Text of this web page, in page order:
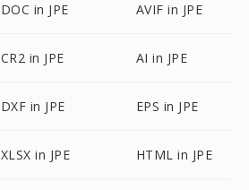
DOC in JPE AVIF in JPE
CR2 in JPE AI in JPE
DXF in JPE EPS in JPE
XLSX in JPE HTML in JPE